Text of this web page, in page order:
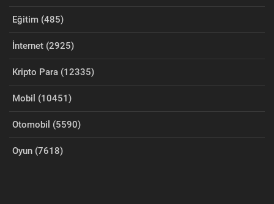
Eğitim (485)
İnternet (2925)
Kripto Para (12335)
Mobil (10451)
Otomobil (5590)
Oyun (7618)